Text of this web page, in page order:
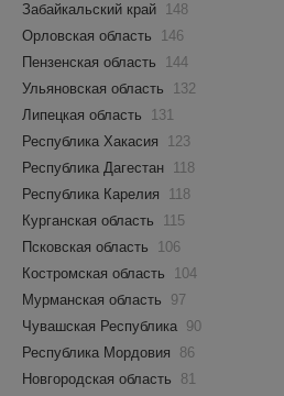
Забайкальский край 148
Орловская область
146
Пензенская область
144
Ульяновская область
132
Липецкая область
131
Республика Хакасия
123
Республика Дагестан 118
Республика Карелия
118
Курганская область
115
Псковская область
106
Костромская область
104
Мурманская область
97
Чувашская Республика 90
Республика Мордовия
86
Новгородская область
81